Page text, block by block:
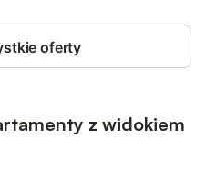
oferty
z widokiem